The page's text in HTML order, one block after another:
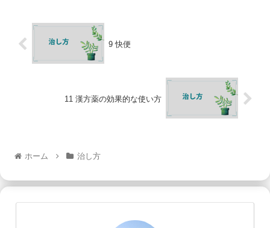
9 快便
11 漢方薬の効果的な使い方
ホーム 治し方